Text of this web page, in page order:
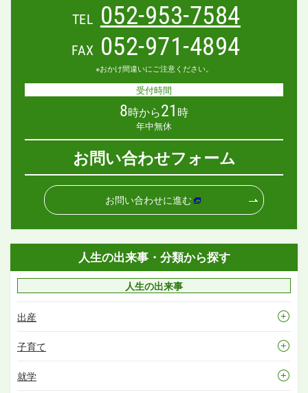
TEL 052-953-7584
FAX 052-971-4894
※おかけ間違いにご注意ください。
受付時間
8時から21 時
年中無休
お問い合わせフォーム
お問い合わせに進む
人生の出来事・分類から探す
人生の出来事
出産
子育て
就学